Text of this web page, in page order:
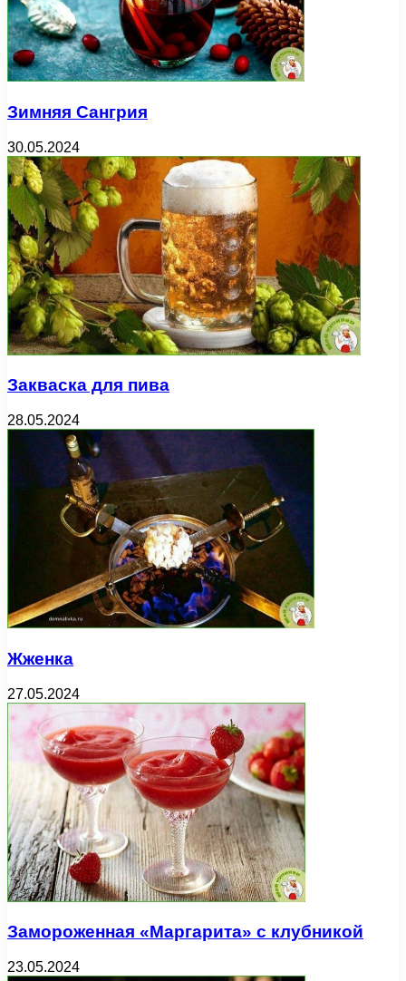
Зимняя Сангрия
30.05.2024
Закваска для пива
28.05.2024
Жженка
27.05.2024
Замороженная «Маргарита» с клубникой
23.05.2024